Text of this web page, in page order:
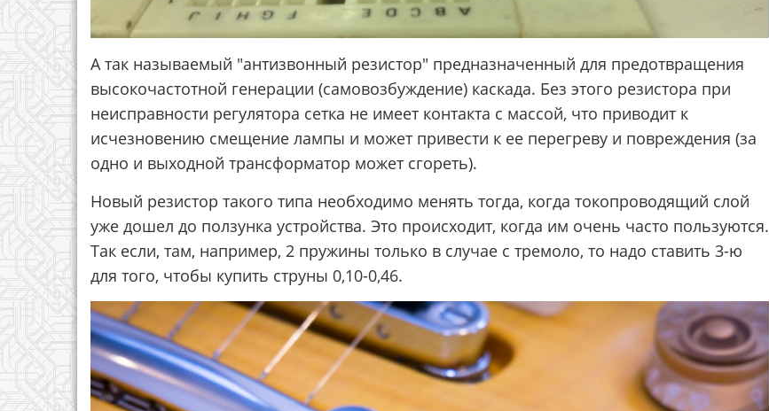
А так называемый "антизвонный резистор" предназначенный для предотвращения
высокочастотной генерации (самовозбуждение) каскада. Без этого резистора при
неисправности регулятора сетка не имеет контакта с массой, что приводит к
исчезновению смещение лампы и может привести к ее перегреву и повреждения (за
одно и выходной трансформатор может сгореть).
Новый резистор такого типа необходимо менять тогда, когда токопроводящий слой
уже дошел до ползунка устройства. Это происходит, когда им очень часто пользуются.
Так если, там, например, 2 пружины только в случае с тремоло, то надо ставить 3-ю
для того, чтобы купить струны 0,10-0,46.